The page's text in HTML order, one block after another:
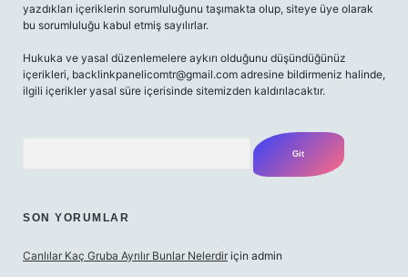
yazdıkları içeriklerin sorumluluğunu taşımakta olup, siteye üye olarak
bu sorumluluğu kabul etmiş sayılırlar.
Hukuka ve yasal düzenlemelere aykırı olduğunu düşündüğünüz
içerikleri, backlinkpanelicomtr@gmail.com adresine bildirmeniz halinde,
ilgili içerikler yasal süre içerisinde sitemizden kaldırılacaktır.
SON YORUMLAR
Canlılar Kaç Gruba Ayrılır Bunlar Nelerdir için admin